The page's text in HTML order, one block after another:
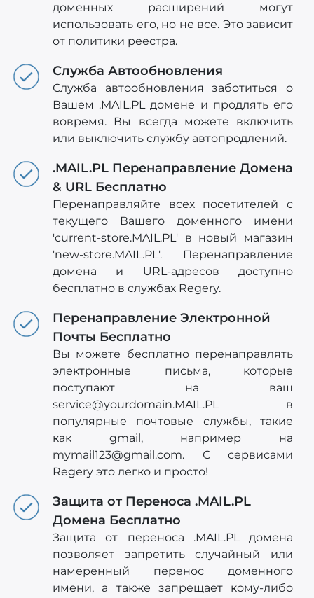
доменных расширений могут
использовать его, но не все. Это зависит
от политики реестра.
Служба Автообновления
Служба автообновления заботиться о
Вашем .MAIL.PL домене и продлять его
вовремя. Вы всегда можете включить
или выключить службу автопродлений.
.MAIL.PL Перенаправление Домена
& URL Бесплатно
Перенаправляйте всех посетителей с
текущего Вашего доменного имени
'current-store.MAIL.PL' в новый магазин
'new-store.MAIL.PL'. Перенаправление
домена и URL-адресов доступно
бесплатно в службах Regery.
Перенаправление Электронной
Почты Бесплатно
Вы можете бесплатно перенаправлять
электронные письма, которые
поступают на ваш
service@yourdomain.MAIL.PLв
популярные почтовые службы, такие
как gmail, например на
mymail123@gmail.com. С сервисами
Regery это легко и просто!
Защита от Переноса .MAIL.PL
Домена Бесплатно
Защита от переноса .MAIL.PL домена
позволяет запретить случайный или
намеренный перенос доменного
имени, а также запрещает кому-либо